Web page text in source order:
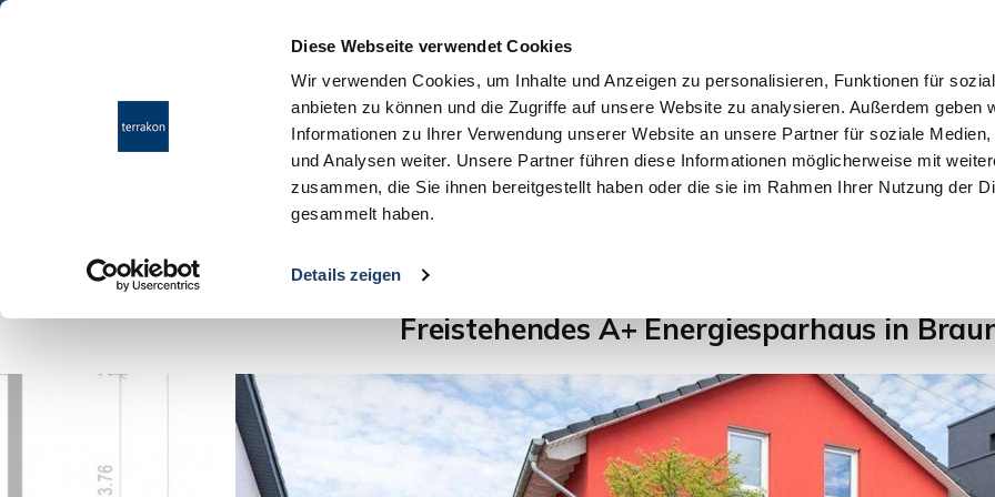
Diese Webseite verwendet Cookies
Wir verwenden Cookies, um Inhalte und Anzeigen zu personalisieren, Funktionen für
anbieten zu können und die Zugriffe auf unsere Website zu analysieren. Außerdem geben
Informationen zu Ihrer Verwendung unserer Website an unsere Partner für soziale Medien,
und Analysen weiter. Unsere Partner führen diese Informationen möglicherweise mit
zusammen, die Sie ihnen bereitgestellt haben oder die sie im Rahmen Ihrer Nutzung der
gesammelt haben.
Details zeigen
START IMMOBILIEN EIGENTÜMER
Freistehendes A+ Energiesparhaus in